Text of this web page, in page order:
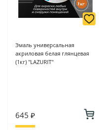
Эмаль универсальная
акриловая белая глянцевая
(1кг) "LAZURIT"
645 ₽